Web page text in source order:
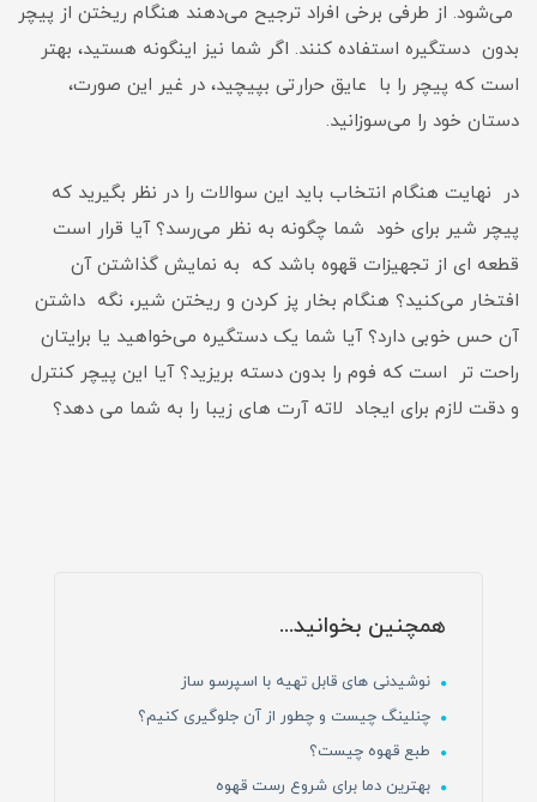
می‌شود. از طرفی برخی افراد ترجیح می‌دهند هنگام ریختن از پیچر
بدون دستگیره استفاده کنند. اگر شما نیز اینگونه هستید، بهتر
است که پیچر را با عایق حرارتی بپیچید، در غیر این صورت،
دستان خود را می‌سوزانید.
در نهایت هنگام انتخاب باید این سوالات را در نظر بگیرید که
پیچر شیر برای خود شما چگونه به نظر می‌رسد؟ آیا قرار است
قطعه ای از تجهیزات قهوه باشد که به نمایش گذاشتن آن
افتخار می‌کنید؟ هنگام بخار پز کردن و ریختن شیر، نگه داشتن
آن حس خوبی دارد؟ آیا شما یک دستگیره می‌خواهید یا برایتان
راحت تر است که فوم را بدون دسته بریزید؟ آیا این پیچر کنترل
و دقت لازم برای ایجاد لاته آرت های زیبا را به شما می دهد؟
همچنین بخوانید...
نوشیدنی های قابل تهیه با اسپرسو ساز
چنلینگ چیست و چطور از آن جلوگیری کنیم؟
طبع قهوه چیست؟
بهترین دما برای شروع رست قهوه